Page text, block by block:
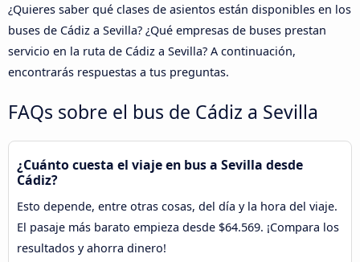
¿Quieres saber qué clases de asientos están disponibles en los
buses de Cádiz a Sevilla? ¿Qué empresas de buses prestan
servicio en la ruta de Cádiz a Sevilla? A continuación,
encontrarás respuestas a tus preguntas.
FAQs sobre el bus de Cádiz a Sevilla
¿Cuánto cuesta el viaje en bus a Sevilla desde
Cádiz?
Esto depende, entre otras cosas, del día y la hora del viaje.
El pasaje más barato empieza desde $64.569. ¡Compara los
resultados y ahorra dinero!